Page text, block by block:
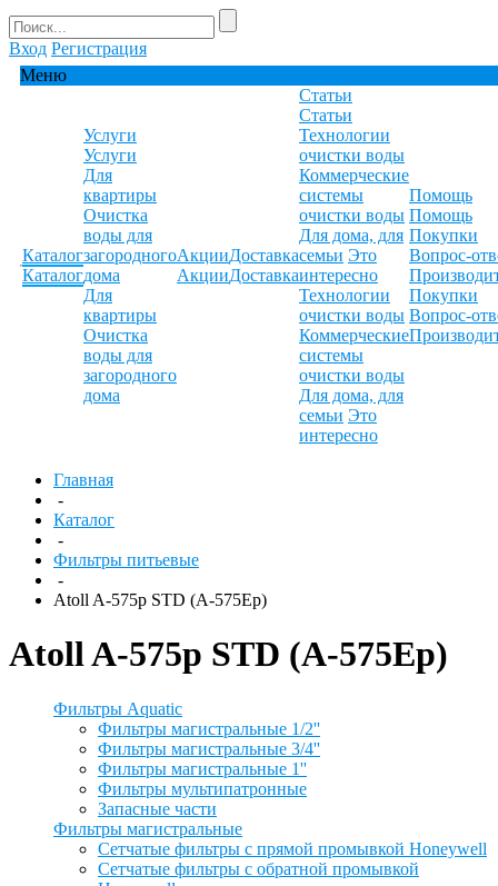
Вход Регистрация
Меню
Каталог
Каталог
Услуги
Услуги
Для
квартиры
Очистка
воды для
загородного
дома
Для
квартиры
Очистка
воды для
загородного
дома
Акции
Акции
Доставка
Доставка
Статьи
Статьи
Технологии
очистки воды
Коммерческие
системы
очистки воды
Для дома, для
семьи Это
интересно
Технологии
очистки воды
Коммерческие
системы
очистки воды
Для дома, для
семьи Это
интересно
Помощь
Помощь
Покупки
Вопрос-
Покупки
Вопрос-
Главная
-
Каталог
-
Фильтры питьевые
-
Atoll A-575p STD (A-575Ep)
Atoll A-575p STD (A-575Ep)
Фильтры Aquatic
Фильтры магистральные 1/2''
Фильтры магистральные 3/4''
Фильтры магистральные 1''
Фильтры мультипатронные
Запасные части
Фильтры магистральные
Сетчатые фильтры с прямой промывкой Honeywell
Сетчатые фильтры с обратной промывкой